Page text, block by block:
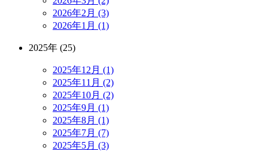
2026年2月 (3)
2026年1月 (1)
2025年 (25)
2025年12月 (1)
2025年11月 (2)
2025年10月 (2)
2025年9月 (1)
2025年8月 (1)
2025年7月 (7)
2025年5月 (3)